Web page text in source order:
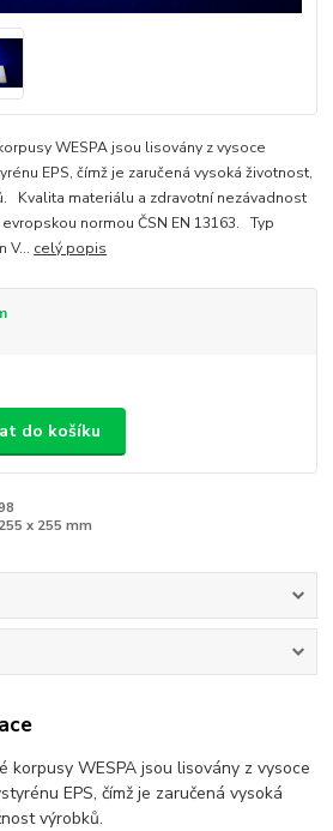
WESPA jsou lisovány z vysoce
EPS, čímž je zaručená vysoká životnost,
Kvalita materiálu a zdravotní nezávadnost
normou ČSN EN 13163. Typ
V... celý popis
do košíku
255 x 255 mm
korpusy WESPA jsou lisovány z vysoce
EPS, čímž je zaručená vysoká
výrobků.